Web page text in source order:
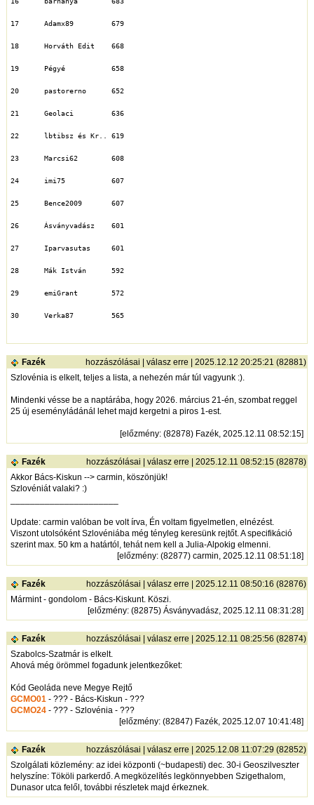
17	Adamx89	        679
18	Horváth Edit	668
19	Pégyé	        658
20	pastorerno	652
21	Geolaci	        636
22	lbtibsz és Kr..	619
23	Marcsi62	608
24	imi75	        607
25	Bence2009	607
26	Ásványvadász	601
27	Iparvasutas	601
28	Mák István	592
29	emiGrant	572
30	Verka87	        565
Fazék hozzászólásai |válasz erre | 2025.12.12 20:25:21 (82881)
Szlovénia is elkelt, teljes a lista, a nehezén már túl vagyunk :).
Mindenki vésse be a naptárába, hogy 2026. március 21-én, szombat reggel
25 új eseményládánál lehet majd kergetni a piros 1-est.
[előzmény: (82878) Fazék, 2025.12.11 08:52:15]
Fazék hozzászólásai |válasz erre | 2025.12.11 08:52:15 (82878)
Akkor Bács-Kiskun --> carmin, köszönjük!
Szlovéniát valaki? :)
Update: carmin valóban be volt írva, Én voltam figyelmetlen, elnézést.
Viszont utolsóként Szlovéniába még tényleg keresünk rejtőt. A specifikáció
szerint max. 50 km a határtól, tehát nem kell a Julia-Alpokig elmenni.
[előzmény: (82877) carmin, 2025.12.11 08:51:18]
Fazék hozzászólásai |válasz erre | 2025.12.11 08:50:16 (82876)
Mármint - gondolom - Bács-Kiskunt. Köszi.
[előzmény: (82875) Ásványvadász, 2025.12.11 08:31:28]
Fazék hozzászólásai |válasz erre | 2025.12.11 08:25:56 (82874)
Szabolcs-Szatmár is elkelt.
Ahová még örömmel fogadunk jelentkezőket:
Kód Geoláda neve Megye Rejtő
GCMO01 - ??? - Bács-Kiskun - ???
GCMO24 - ??? - Szlovénia - ???
[előzmény: (82847) Fazék, 2025.12.07 10:41:48]
Fazék hozzászólásai |válasz erre | 2025.12.08 11:07:29 (82852)
Szolgálati közlemény: az idei központi (~budapesti) dec. 30-i Geoszilveszter
helyszíne: Tököli parkerdő. A megközelítés legkönnyebben Szigethalom,
Dunasor utca felől, további részletek majd érkeznek.